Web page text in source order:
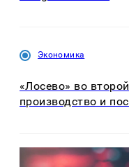
Экономика
«Лосево» во
производство и